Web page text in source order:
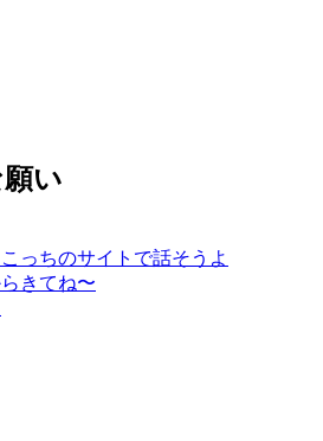
い
っちのサイトで話そうよ
きてね〜